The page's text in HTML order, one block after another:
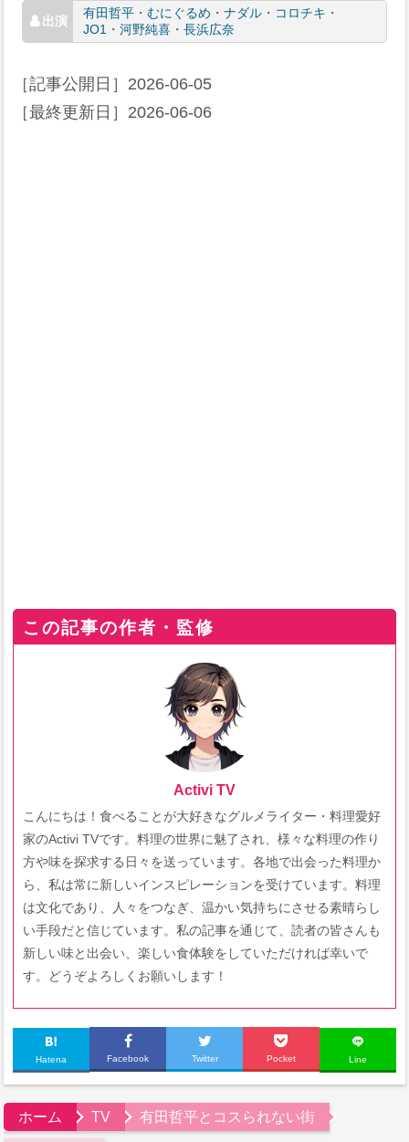
有田哲平・ むにぐるめ ・ ナダル・ コロチキ ・
JO1・ 河野純喜・ 長浜広奈
［記事公開日］ 2026-06-05
［最終更新日］ 2026-06-06
この記事の作者・監修
Activi TV
こんにちは！食べることが大好きなグルメライター・料理愛好
家のActivi TVです。料理の世界に魅了され、様々な料理の作り
方や味を探求する日々を送っています。各地で出会った料理か
ら、私は常に新しいインスピレーションを受けています。料理
は文化であり、人々をつなぎ、温かい気持ちにさせる素晴らし
い手段だと信じています。私の記事を通じて、読者の皆さんも
新しい味と出会い、楽しい食体験をしていただければ幸いで
す。どうぞよろしくお願いします！
Hatena Facebook Twitter Pocket Line
ホーム TV 有田哲平とコスられない街